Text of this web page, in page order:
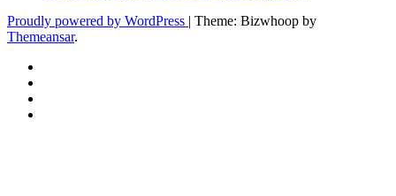
Proudly powered by WordPress | Theme: Bizwhoop by
Themeansar.